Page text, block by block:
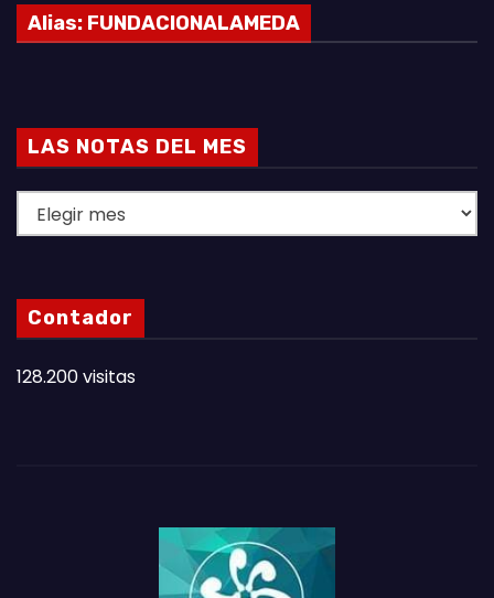
Alias: FUNDACIONALAMEDA
LAS NOTAS DEL MES
A
N
O
A
Contador
128.200 visitas